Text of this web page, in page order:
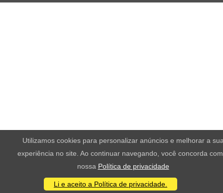
Utilizamos cookies para personalizar anúncios e melhorar a
experiência no site. Ao continuar navegando, você concorda
nossa Política de privacidade
Li e aceito a Política de privacidade.